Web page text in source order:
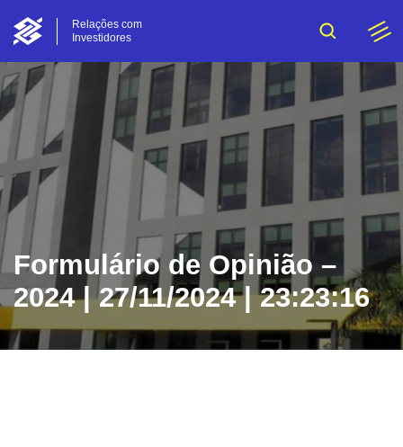
Relações com
Investidores
Formulário de Opinião –
2024 | 27/11/2024 | 23:23:16